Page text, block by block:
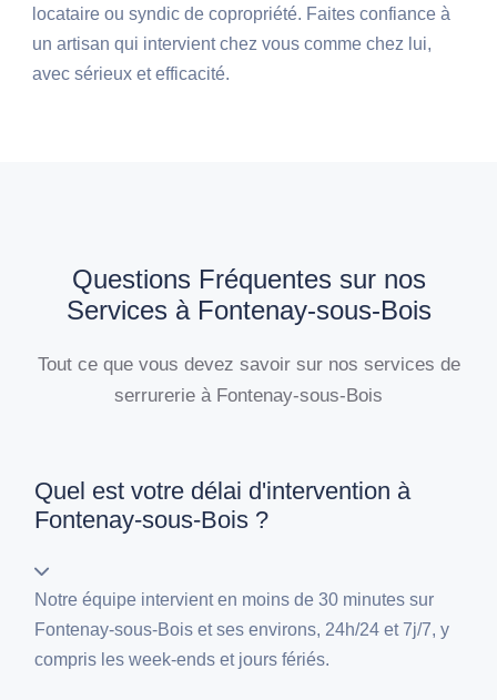
locataire ou syndic de copropriété. Faites confiance à
un artisan qui intervient chez vous comme chez lui,
avec sérieux et efficacité.
Questions Fréquentes sur nos
Services à Fontenay-sous-Bois
Tout ce que vous devez savoir sur nos services de
serrurerie à Fontenay-sous-Bois
Quel est votre délai d'intervention à
Fontenay-sous-Bois ?
Notre équipe intervient en moins de 30 minutes sur
Fontenay-sous-Bois et ses environs, 24h/24 et 7j/7, y
compris les week-ends et jours fériés.